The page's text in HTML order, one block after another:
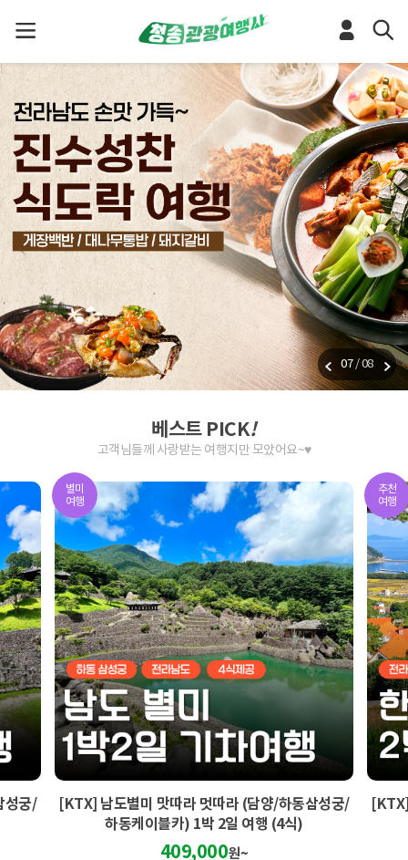
07/08
베스트 PICK!
고객님들께 사랑받는 여행지만 모았어요~♥
성궁/
별미
여행
[KTX] 남도별미 맛따라 멋따라 (담양/하동삼성궁/
하동케이블카) 1박 2일 여행 (4식)
409,000원~
추천
여행